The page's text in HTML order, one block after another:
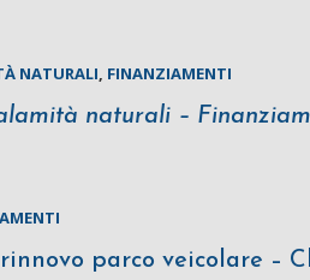
NATURALI, FINANZIAMENTI
naturali –
parco veicolare –